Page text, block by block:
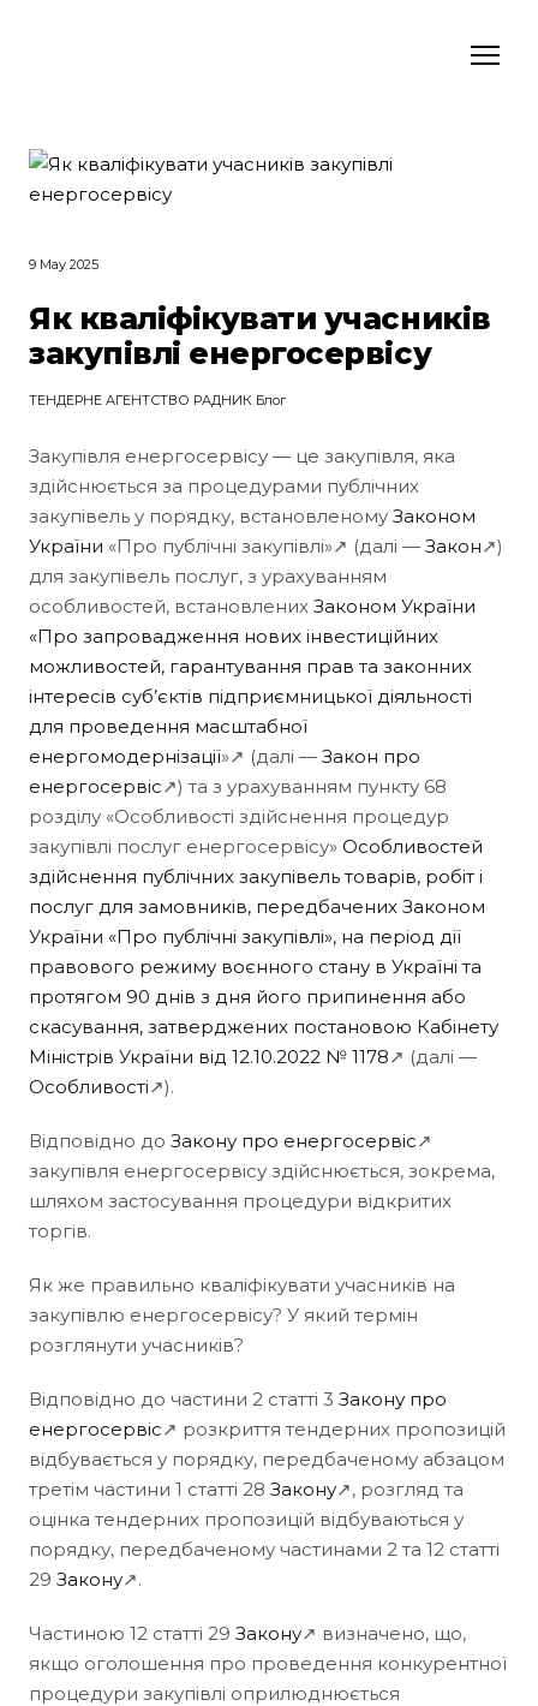
9 May 2025
Як кваліфікувати учасників
закупівлі енергосервісу
ТЕНДЕРНЕ АГЕНТСТВО РАДНИК Блог
Закупівля енергосервісу — це закупівля, яка
здійснюється за процедурами публічних
закупівель у порядку, встановленому Законом
України «Про публічні закупівлі»↗ (далі — Закон↗)
для закупівель послуг, з урахуванням
особливостей, встановлених Законом України
«Про запровадження нових інвестиційних
можливостей, гарантування прав та законних
інтересів суб’єктів підприємницької діяльності
для проведення масштабної
енергомодернізації»↗ (далі — Закон про
енергосервіс↗) та з урахуванням пункту 68
розділу «Особливості здійснення процедур
закупівлі послуг енергосервісу» Особливостей
здійснення публічних закупівель товарів, робіт і
послуг для замовників, передбачених Законом
України «Про публічні закупівлі», на період дії
правового режиму воєнного стану в Україні та
протягом 90 днів з дня його припинення або
скасування, затверджених постановою Кабінету
Міністрів України від 12.10.2022 № 1178↗ (далі —
Особливості↗).
Відповідно до Закону про енергосервіс↗
закупівля енергосервісу здійснюється, зокрема,
шляхом застосування процедури відкритих
торгів.
Як же правильно кваліфікувати учасників на
закупівлю енергосервісу? У який термін
розглянути учасників?
Відповідно до частини 2 статті 3 Закону про
енергосервіс↗ розкриття тендерних пропозицій
відбувається у порядку, передбаченому абзацом
третім частини 1 статті 28 Закону↗, розгляд та
оцінка тендерних пропозицій відбуваються у
порядку, передбаченому частинами 2 та 12 статті
29 Закону↗.
Частиною 12 статті 29 Закону↗ визначено, що,
якщо оголошення про проведення конкурентної
процедури закупівлі оприлюднюється